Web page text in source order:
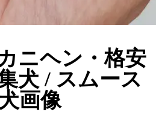
ニヘン・格安
犬 / スムース
画像